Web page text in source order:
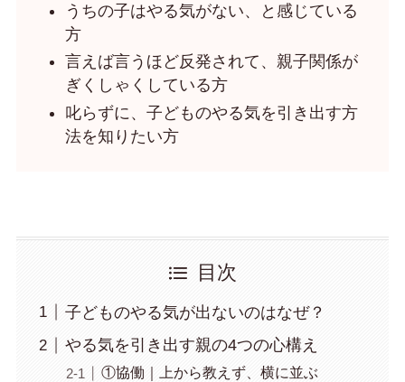
うちの子はやる気がない、と感じている
方
言えば言うほど反発されて、親子関係が
ぎくしゃくしている方
叱らずに、子どものやる気を引き出す方
法を知りたい方
目次
子どものやる気が出ないのはなぜ？
やる気を引き出す親の4つの心構え
①協働｜上から教えず、横に並ぶ